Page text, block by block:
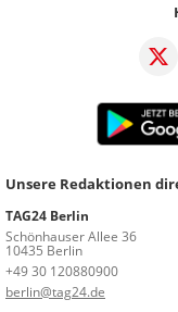
Unsere Redaktionen
TAG24 Berlin
Schönhauser Allee 36
10435 Berlin
+49 30 120880900
berlin@tag24.de